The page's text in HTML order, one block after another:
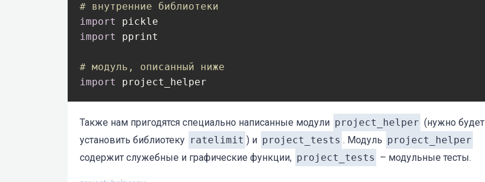
# внутренние библиотеки
import
import
pprint
# модуль, описанный ниже
import
project_helper
Также нам пригодятся специально написанные модули project_helper (нужно будет
установить библиотеку ratelimit ) и project_tests . Модуль project_helper
содержит служебные и графические функции, project_tests – модульные тесты.